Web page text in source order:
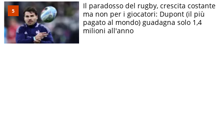
Il paradosso del rugby, crescita costante
ma non per i giocatori: Dupont (il più
pagato al mondo) guadagna solo 1,4
milioni all'anno